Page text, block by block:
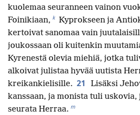
kuolemaa seuranneen vainon
Foinikiaan, k Kyprokseen ja
kertoivat sanomaa vain
joukossaan oli kuitenkin
Kyrenestä olevia miehiä, jotka
alkoivat julistaa hyvää uutista
kreikankielisille. 21
Lisäksi
kanssaan, ja monista tuli uskovia,
seurata Herraa. m